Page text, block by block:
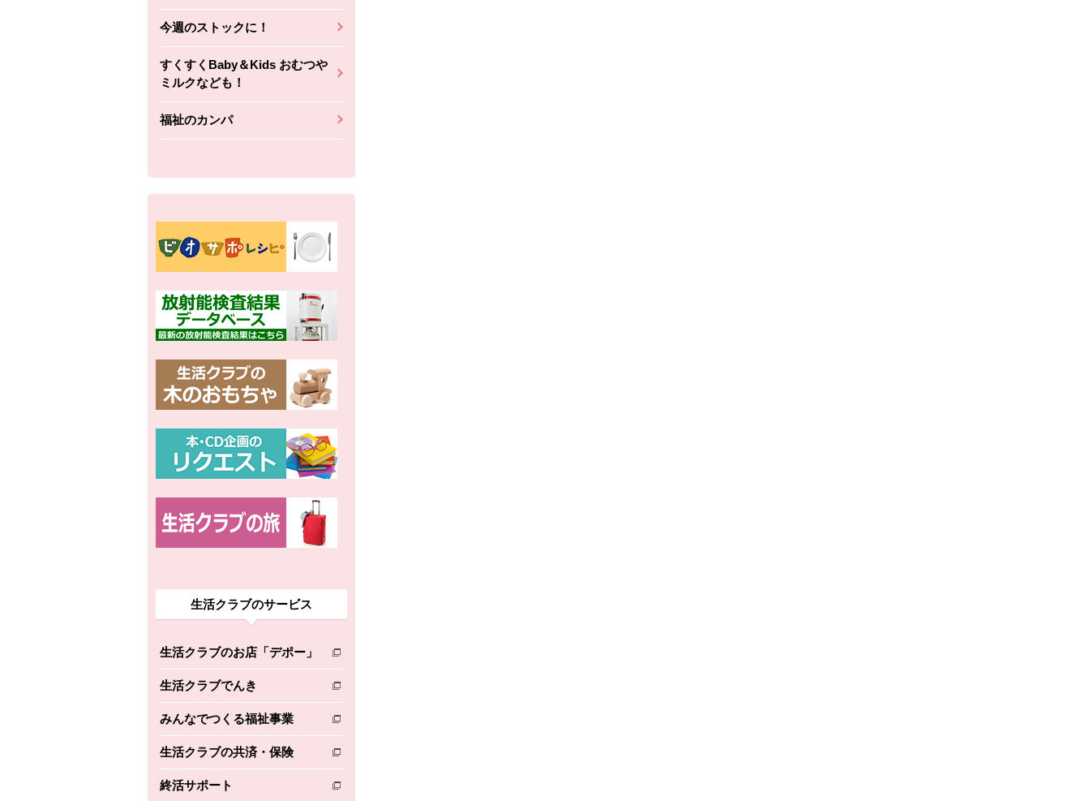
今週のストックに！
すくすくBaby＆Kids おむつや
ミルクなども！
福祉のカンパ
生活クラブのサービス
生活クラブのお店「デポー」
別のウィンドウで開きます。
生活クラブでんき
別のウィンドウで開きます。
みんなでつくる福祉事業
別のウィンドウで開きます。
生活クラブの共済・保険
別のウィンドウで開きます。
終活サポート
別のウィンドウで開きます。